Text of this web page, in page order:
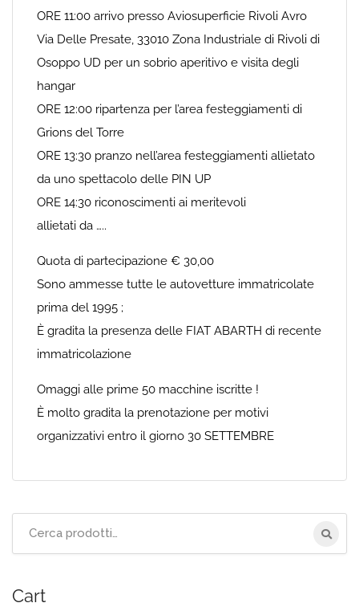
ORE 11:00 arrivo presso Aviosuperficie Rivoli Avro
Via Delle Presate, 33010 Zona Industriale di Rivoli di
Osoppo UD per un sobrio aperitivo e visita degli
hangar
ORE 12:00 ripartenza per l’area festeggiamenti di
Grions del Torre
ORE 13:30 pranzo nell’area festeggiamenti allietato
da uno spettacolo delle PIN UP
ORE 14:30 riconoscimenti ai meritevoli
allietati da …..
Quota di partecipazione € 30,00
Sono ammesse tutte le autovetture immatricolate
prima del 1995 ;
È gradita la presenza delle FIAT ABARTH di recente
immatricolazione
Omaggi alle prime 50 macchine iscritte !
È molto gradita la prenotazione per motivi
organizzativi entro il giorno 30 SETTEMBRE
Cart